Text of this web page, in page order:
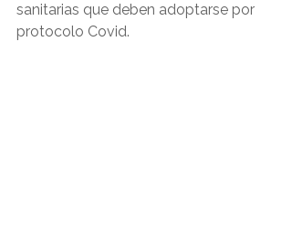
sanitarias que deben adoptarse por
protocolo Covid.